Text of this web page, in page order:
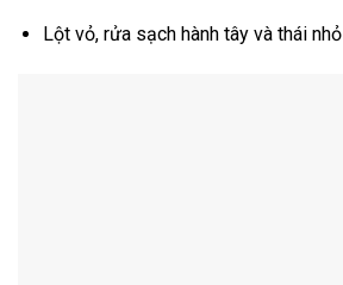
Lột vỏ, rửa sạch hành tây và thái nhỏ